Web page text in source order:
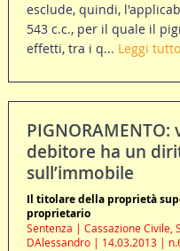
esclude, quindi,
543 c.c., per il quale il
effetti, tra i q... Leggi
debitore ha un
sull’immobile
Il titolare della proprietà
proprietario
Sentenza | Cassazione Civile,
DAlessandro | 14.03.2013 |